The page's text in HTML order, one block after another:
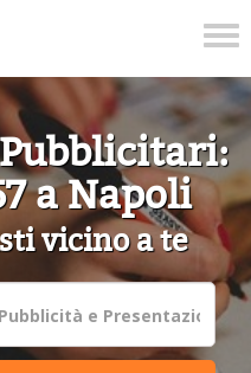
a Napoli
vicino a te